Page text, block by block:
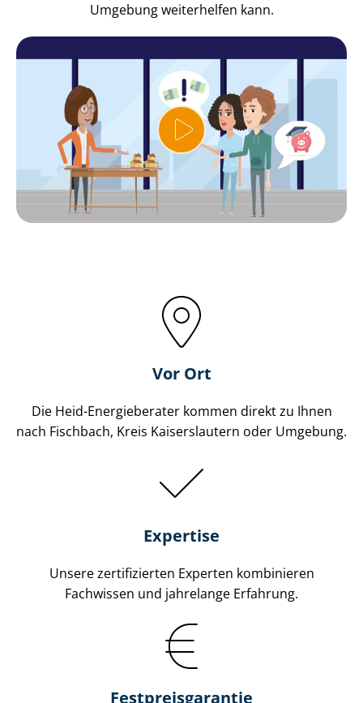
Umgebung weiterhelfen kann.
Vor Ort
Die Heid-Energieberater kommen direkt zu Ihnen
nach Fischbach, Kreis Kaiserslautern oder Umgebung.
Expertise
Unsere zertifizierten Experten kombinieren
Fachwissen und jahrelange Erfahrung.
Fest­preis­ga­ran­tie